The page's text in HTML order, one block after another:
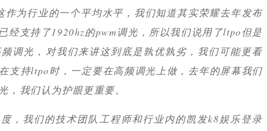
作为行业的一个平均水平，我们知道其实荣耀去年发布
经支持了1920hz的pwm调光，所以我们说用了ltpo但是
频调光，对我们来讲这到底是孰优孰劣，我们可能更看
支持ltpo时，一定要在高频调光上做，去年的屏幕我们
，我们认为护眼更重要。
，我们的技术团队工程师和行业内的凯发k8娱乐登录